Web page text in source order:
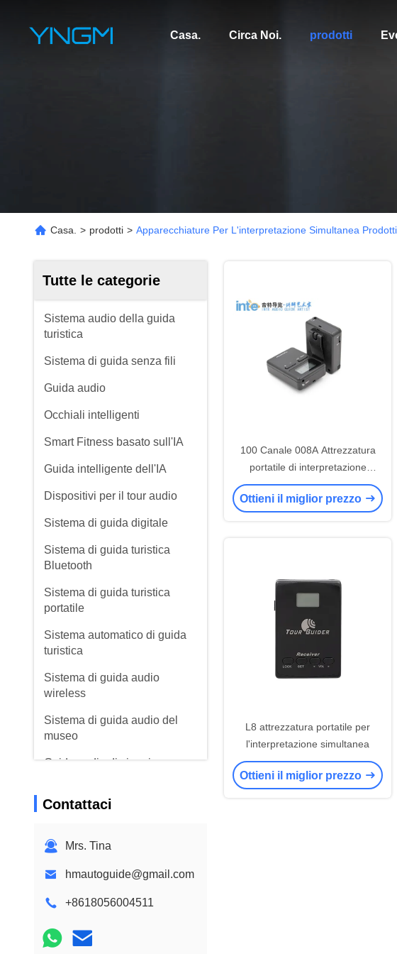
Casa. Circa Noi. prodotti
Casa. > prodotti > Apparecchiature Per L'interpretazione Simultanea
Tutte le categorie
Sistema audio della guida
turistica
Sistema di guida senza fili
Guida audio
Occhiali intelligenti
Smart Fitness basato sull'IA
Guida intelligente dell'IA
Dispositivi per il tour audio
Sistema di guida digitale
Sistema di guida turistica
Bluetooth
Sistema di guida turistica
portatile
Sistema automatico di guida
turistica
Sistema di guida audio
wireless
Sistema di guida audio del
museo
Guida audio di viaggio
l'interpretazione simultanea
cavalli senza fili
Showcase interattivo
Sistema di richiamo
Contattaci
Mrs. Tina
hmautoguide@gmail.com
+8618056004511
100 Canale 008A Attrezzatura
portatile di interpretazione
simultanea per spot scenografici
Ottieni il miglior prezzo
L8 attrezzatura portatile per
l'interpretazione simultanea
Ottieni il miglior prezzo